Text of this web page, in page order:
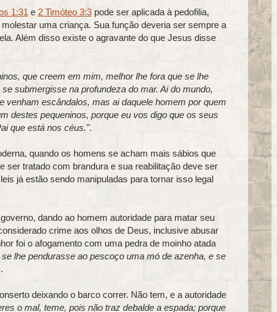
1:31 e 2 Timóteo 3:3pode ser aplicada à pedofilia,
uma criança. Sua função deveria ser sempre a
Além disso existe o agravante do que Jesus disse
que creem em mim, melhor lhe fora que se lhe
submergisse na profundeza do mar. Ai do mundo,
venham escândalos, mas ai daquele homem por quem
destes pequeninos, porque eu vos digo que os seus
que está nos céus.".
quando os homens se acham mais sábios que
ser tratado com brandura e sua reabilitação deve ser
já estão sendo manipuladas para tornar isso legal
dando ao homem autoridade para matar seu
crime aos olhos de Deus, inclusive abusar
foi o afogamento com uma pedra de moinho atada
lhe pendurasse ao pescoço uma mó de azenha, e se
deixando o barco correr. Não tem, e a autoridade
o mal, teme, pois não traz debalde a espada; porque